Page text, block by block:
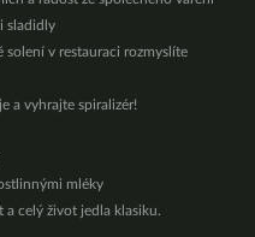
sladidly
solení v restauraci rozmyslíte
a vyhrajte spiralizér!
mléky
a celý život jedla klasiku.